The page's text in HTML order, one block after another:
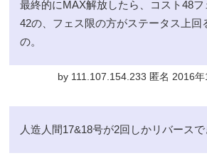
最終的にMAX解放したら、コスト48フ
42の、フェス限の方がステータス上回
の。
by 111.107.154.233 匿名 2016
人造人間17&18号が2回しかリバースで